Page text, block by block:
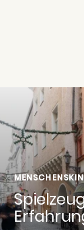
komme ich den
besuchen!